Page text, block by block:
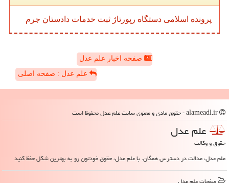
پرونده اسلامی دستگاه رپورتاژ ثبت خدمات دادستان جرم
صفحه اخبار علم عدل
علم عدل : صفحه اصلی
علم عدل
حقوق و وکالت
علم عدل، عدالت در دسترس همگان. با علم عدل، حقوق خودتون رو به بهترین شکل حفظ کنید